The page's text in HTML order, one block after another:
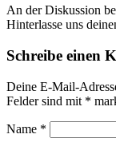
An der Diskussion
Hinterlasse uns
Schreibe einen
Deine E-Mail-
Felder sind mit *
Name *